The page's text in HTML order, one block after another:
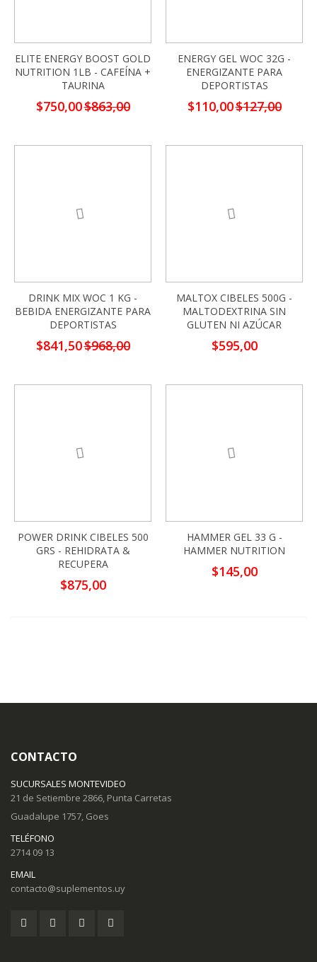
ELITE ENERGY BOOST GOLD
NUTRITION 1LB - CAFEÍNA +
TAURINA
Precio
especial
$750,00$863,00
ENERGY GEL WOC 32G -
ENERGIZANTE PARA
DEPORTISTAS
Precio
especial
$110,00$127,00
DRINK MIX WOC 1 KG -
BEBIDA ENERGIZANTE PARA
DEPORTISTAS
Precio
especial
$841,50$968,00
MALTOX CIBELES 500G -
MALTODEXTRINA SIN
GLUTEN NI AZÚCAR
$595,00
POWER DRINK CIBELES 500
GRS - REHIDRATA &
RECUPERA
$875,00
HAMMER GEL 33 G -
HAMMER NUTRITION
$145,00
CONTACTO
SUCURSALES MONTEVIDEO
21 de Setiembre 2866, Punta Carretas
Guadalupe 1757, Goes
TELÉFONO
2714 09 13
EMAIL
contacto@suplementos.uy